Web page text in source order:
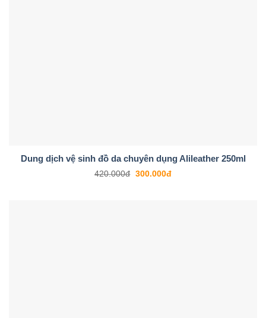
Dung dịch vệ sinh đồ da chuyên dụng Alileather 250ml
420.000đ 300.000đ